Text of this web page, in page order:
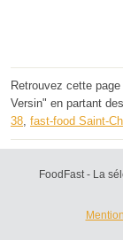
Retrouvez cette
Versin" en partant
38 fast-food Saint-
FoodFast - La